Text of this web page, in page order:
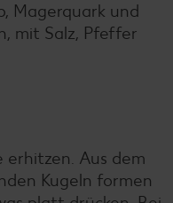
Magerquark und
mit Salz, Pfeffer
erhitzen. Aus dem
Kugeln formen